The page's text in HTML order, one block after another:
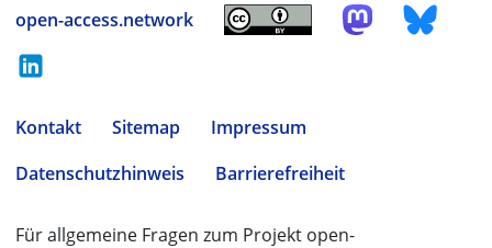
open-access.network
Kontakt Sitemap
Impressum
Datenschutzhinweis
Barrierefreiheit
Für allgemeine Fragen zum Projekt open-